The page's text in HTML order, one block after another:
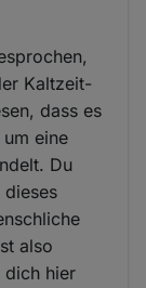
Kaltzeit-
dass es
eine
Du
also
dich hier